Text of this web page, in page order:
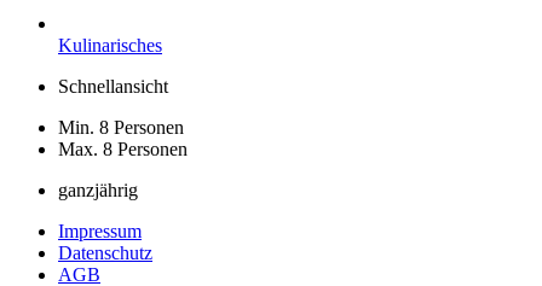
Kulinarisches
Schnellansicht
Min. 8 Personen
Max. 8 Personen
ganzjährig
Impressum
Datenschutz
AGB